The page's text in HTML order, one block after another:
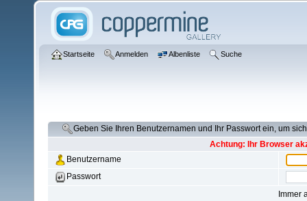
Startseite Anmelden Albenliste Suche
Geben Sie Ihren Benutzernamen und Ihr Passwort ein, um
Achtung: Ihr Browser
Benutzername
Passwort
Immer